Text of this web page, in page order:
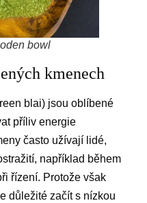
bowl
kmenech
blai) jsou oblíbené
příliv energie
často užívají lidé,
například během
řízení. Protože však
důležité začít s nízkou